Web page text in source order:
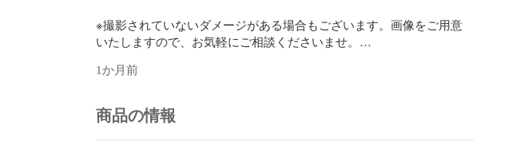
※撮影されていないダメージがある場合もございます。画像をご用意
いたしますので、お気軽にご相談くださいませ。
掲載には含まない場合がございますので、ご不明点がございましたら
※ランク説明
N...新品～未使用品
1か月前
商品の情報